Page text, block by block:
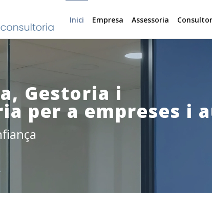
Inici Empresa Assessoria
Gestoria i
per a empreses i